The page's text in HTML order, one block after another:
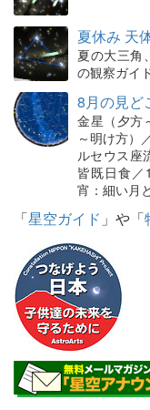
夏休み 天
夏の大三角
の観察ガイ
8月の見ど
金星（夕方
～明け方）
ルセウス座
皆既日食／
宵：細い月
「星空ガイド 」や「